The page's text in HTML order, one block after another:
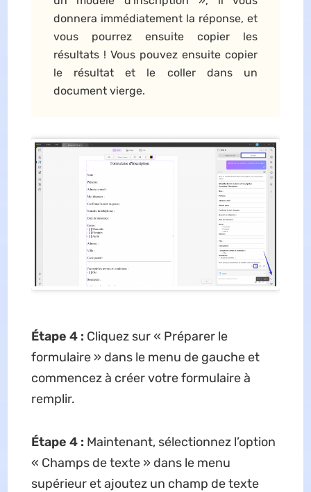
donnera immédiatement la réponse, et
vous pourrez ensuite copier les
résultats ! Vous pouvez ensuite copier
le résultat et le coller dans un
document vierge.
Étape 4 : Cliquez sur « Préparer le
formulaire » dans le menu de gauche et
commencez à créer votre formulaire à
remplir.
Étape 4 : Maintenant, sélectionnez l’option
« Champs de texte » dans le menu
supérieur et ajoutez un champ de texte